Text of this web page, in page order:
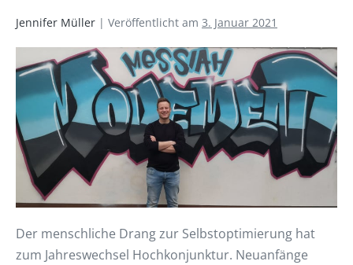
Jennifer Müller | Veröffentlicht am 3. Januar 2021
Der menschliche Drang zur Selbstoptimierung hat
zum Jahreswechsel Hochkonjunktur. Neuanfänge